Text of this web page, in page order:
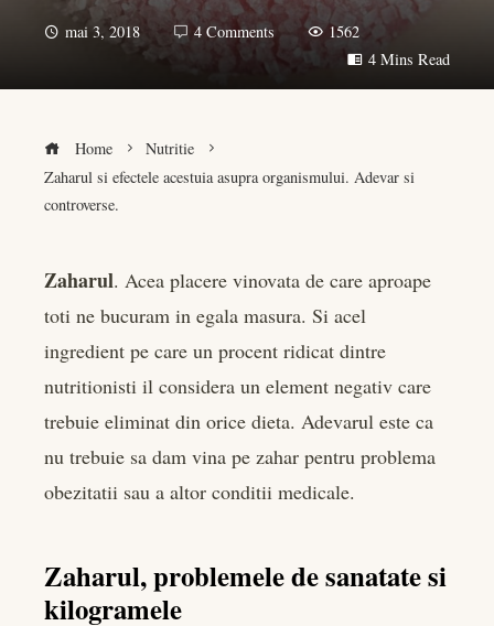
mai 3, 2018 4 Comments
1562
4 Mins Read
Home
Nutritie
Zaharul si efectele acestuia asupra organismului. Adevar si
controverse.
Zaharul. Acea placere vinovata de care aproape
toti ne bucuram in egala masura. Si acel
ingredient pe care un procent ridicat dintre
nutritionisti il considera un element negativ care
trebuie eliminat din orice dieta. Adevarul este ca
nu trebuie sa dam vina pe zahar pentru problema
obezitatii sau a altor conditii medicale.
Zaharul, problemele de sanatate si
kilogramele